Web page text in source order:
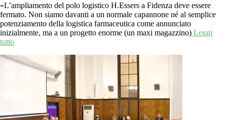
«L’ampliamento del polo logistico H.Essers a Fidenza deve essere
fermato. Non siamo davanti a un normale capannone né al semplice
potenziamento della logistica farmaceutica come annunciato
inizialmente, ma a un progetto enorme (un maxi magazzino) Leggi
tutto